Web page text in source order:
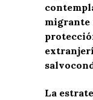
migrante
La